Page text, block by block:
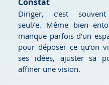
Diriger, c’est
seul/e. Même bien
manque parfois d’un
pour déposer ce qu’on
ses idées, ajuster sa
affiner une vision.